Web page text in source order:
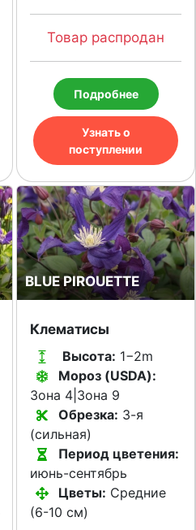
Товар распродан
Подробнее
Узнать о
поступлении
BLUE PIROUETTE
Клематисы
Высота: 1−2m
Мороз (USDA):
Зона 4|Зона 9
Обрезка: 3-я
(сильная)
Период цветения:
июнь-сентябрь
Цветы: Средние
(6-10 см)